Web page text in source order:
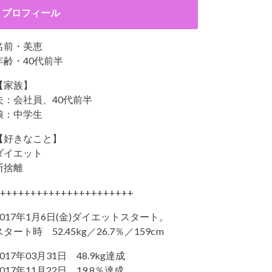
プロフィール
前・美恵
齢・40代前半
家族】
：会社員、40代前半
：中学生
好きなこと】
イエット
捨離
年1月6日(金)ダイエットスタート。
タート時 52.45kg／26.7％／159cm
年03月31日 48.9kg達成